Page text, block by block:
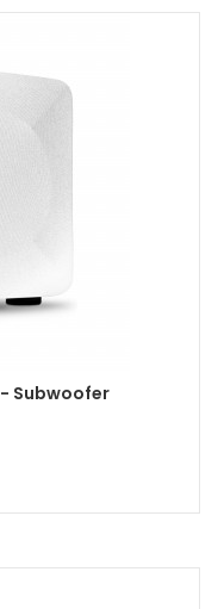
Subwoofer